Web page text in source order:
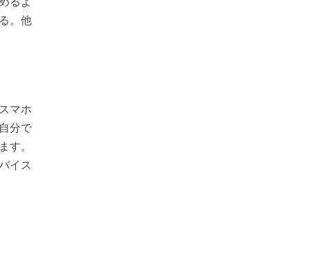
。他
マホ
分で
す。
イス